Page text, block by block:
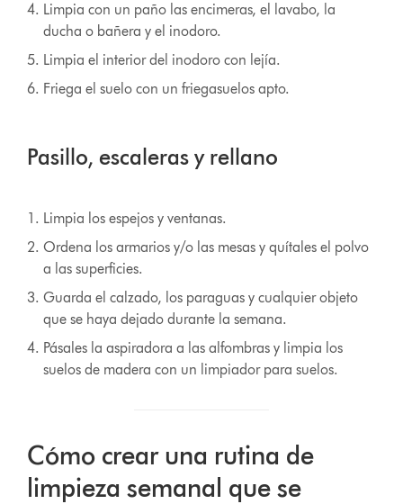
Limpia con un paño las encimeras, el lavabo, la
ducha o bañera y el inodoro.
Limpia el interior del inodoro con lejía.
Friega el suelo con un friegasuelos apto.
Pasillo, escaleras y rellano
Limpia los espejos y ventanas.
Ordena los armarios y/o las mesas y quítales el polvo
a las superficies.
Guarda el calzado, los paraguas y cualquier objeto
que se haya dejado durante la semana.
Pásales la aspiradora a las alfombras y limpia los
suelos de madera con un limpiador para suelos.
Cómo crear una rutina de
limpieza semanal que se